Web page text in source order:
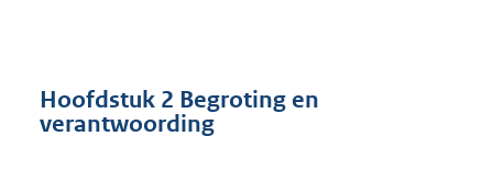
Hoofdstuk 2 Begroting en
verantwoording